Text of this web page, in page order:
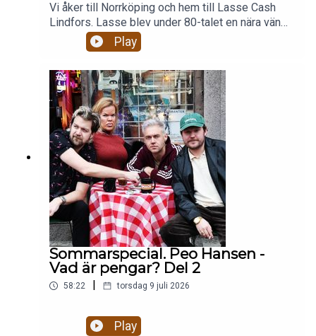
Vi åker till Norrköping och hem till Lasse Cash
Lindfors. Lasse blev under 80-talet en nära vän
till Johnny Cash. Vi får höra allt om Cashs
Sverigebesök och när han kom på lunch hem till
Lasse. Men även om en eventuell flört mellan
Elvis Presley och Johnnys fru June. Lasse fick
låna Johnnys hus i Amerikat och hur Cash musik
hjälpt honom genom livets stora sorger. Ett något
rörigt men hjärtligt samtal med en person vars liv
till mångt och mycket handlat om Cash och
vänskapen som föddes därigenom.Trevlig
lyssnig!
Play
Sommarspecial. Peo Hansen -
Vad är pengar? Del 2
58:22 | torsdag 9 juli 2026
Play